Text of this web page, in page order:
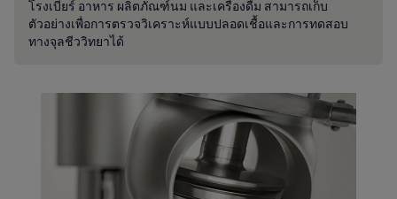
โรงเบียร์ อาหาร ผลิตภัณฑ์นม และเครื่องดื่ม สามารถเก็บ
ตัวอย่างเพื่อการตรวจวิเคราะห์แบบปลอดเชื้อและการทดสอบ
ทางจุลชีววิทยาได้